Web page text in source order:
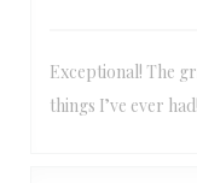
Exceptional! The
things I’ve ever